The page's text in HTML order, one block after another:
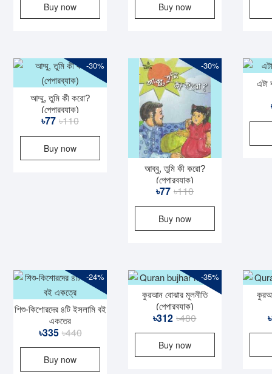
৳580.
৳430.
Buy now
৳750.
৳487.
Buy now
-30%
আম্মু, তুমি কী করো?
(পেপারব্যাক)
৳110Original
price
৳110.
৳77
Current
price
৳77.
Buy now
-30%
আব্বু, তুমি কী করো?
(পেপারব্যাক)
৳110Original
price
৳110.
৳77
Current
price
৳77.
Buy now
এটা
-24%
শিশু-কিশোরদের ৪টি ইসলামি বই
একত্রে
৳440Original
price
৳335
Current
price
Buy now
-35%
কুরআন বোঝার মূলনীতি
(পেপারব্যাক)
৳480Original
price
৳480.
৳312
Current
price
৳312.
Buy now
৳